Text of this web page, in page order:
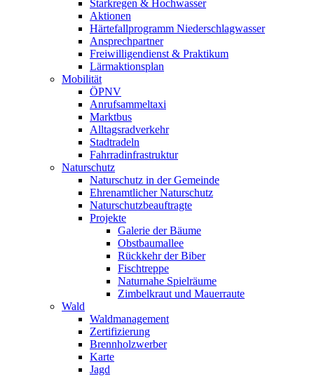
Starkregen & Hochwasser
Aktionen
Härtefallprogramm Niederschlagwasser
Ansprechpartner
Freiwilligendienst & Praktikum
Lärmaktionsplan
Mobilität
ÖPNV
Anrufsammeltaxi
Marktbus
Alltagsradverkehr
Stadtradeln
Fahrradinfrastruktur
Naturschutz
Naturschutz in der Gemeinde
Ehrenamtlicher Naturschutz
Naturschutzbeauftragte
Projekte
Galerie der Bäume
Obstbaumallee
Rückkehr der Biber
Fischtreppe
Naturnahe Spielräume
Zimbelkraut und Mauerraute
Wald
Waldmanagement
Zertifizierung
Brennholzwerber
Karte
Jagd